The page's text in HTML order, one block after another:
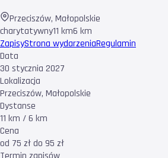
Przeciszów, Małopolskie
charytatywny11 km6 km
ZapisyStrona wydarzeniaRegulamin
Data
30 stycznia 2027
Lokalizacja
Przeciszów, Małopolskie
Dystanse
11 km / 6 km
Cena
od 75 zł do 95 zł